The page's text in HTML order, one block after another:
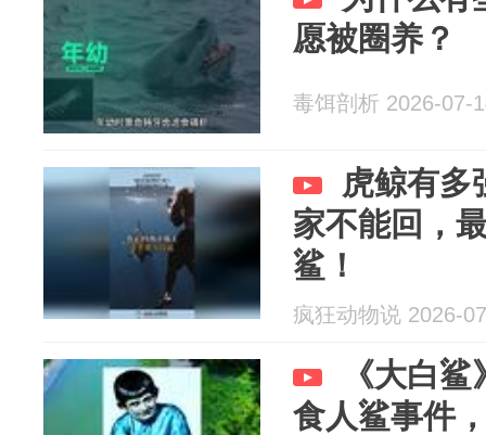
愿被圈养？
毒饵剖析 2026-07-
虎鲸有多
家不能回，
鲨！
疯狂动物说 2026-
《大白
食人鲨事件